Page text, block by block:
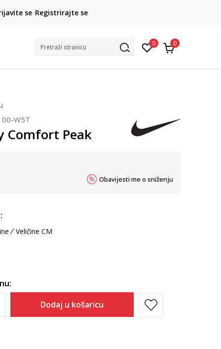
CLICK& COLLECT
besplatno preuzimanje u trgovini
se Registrirajte se
Pretraži stranicu 0 0
W5T
Comfort Peak
Obavijesti me o sniženju
Veličine CM
Dodaj u košaricu